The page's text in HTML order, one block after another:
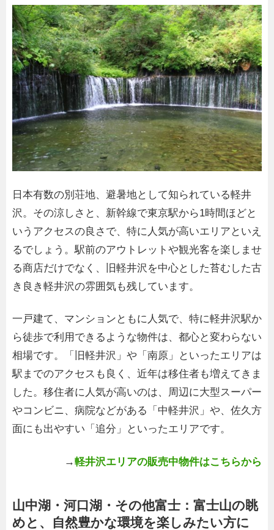
日本有数の別荘地、避暑地として知られている軽井
沢。その涼しさと、新幹線で東京駅から1時間ほどと
いうアクセスの良さで、特に人気が高いエリアといえ
るでしょう。駅前のアウトレットや観光客を楽しませ
る商店だけでなく、旧軽井沢を中心とした苔むした古
き良き軽井沢の雰囲気も残しています。
一戸建て、マンションともに人気で、特に軽井沢駅か
ら徒歩で利用できるような物件は、都心と変わらない
相場です。「旧軽井沢」や「南原」といったエリアは
駅までのアクセスも良く、近年は移住者も増えてきま
した。移住者に人気が高いのは、周辺に大型スーパー
やコンビニ、病院などがある「中軽井沢」や、佐久方
面にも出やすい「追分」といったエリアです。
→軽井沢エリアの販売中物件はこちらから
山中湖・河口湖・その他富士：富士山の眺
めと、自然豊かな環境を楽しみたい方に